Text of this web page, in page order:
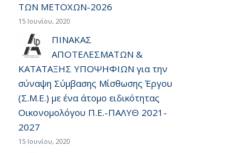
ΤΩΝ ΜΕΤΟΧΩΝ-2026
15 Ιουνίου, 2020
ΠΙΝΑΚΑΣ
ΑΠΟΤΕΛΕΣΜΑΤΩΝ &
ΚΑΤΑΤΑΞΗΣ ΥΠΟΨΗΦΙΩΝ για την
σύναψη Σύμβασης Μίσθωσης Έργου
(Σ.Μ.Ε.) με ένα άτομο ειδικότητας
Οικονομολόγου Π.Ε.-ΠΑΛΥΘ 2021-
2027
15 Ιουνίου, 2020